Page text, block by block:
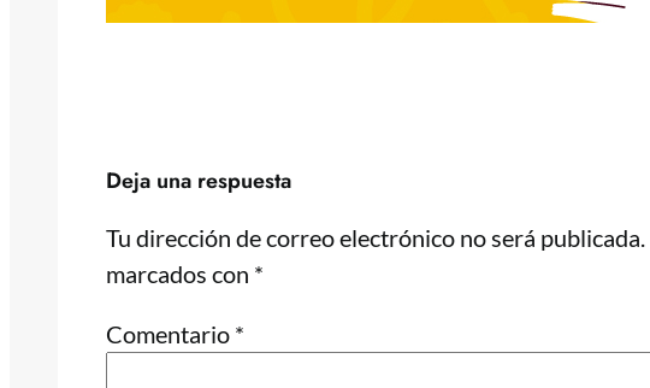
Deja una respuesta
Tu dirección de correo electrónico no será publicada.
marcados con *
Comentario *